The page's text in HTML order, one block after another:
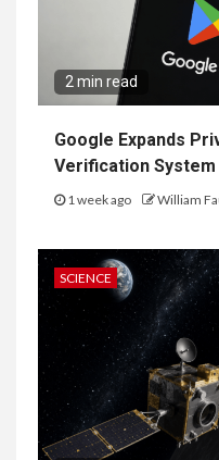
2 min read
Google Expands
Verification
1 week ago William
SCIENCE